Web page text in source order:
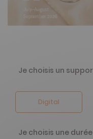
Je choisis un
Digital
Je choisis une durée